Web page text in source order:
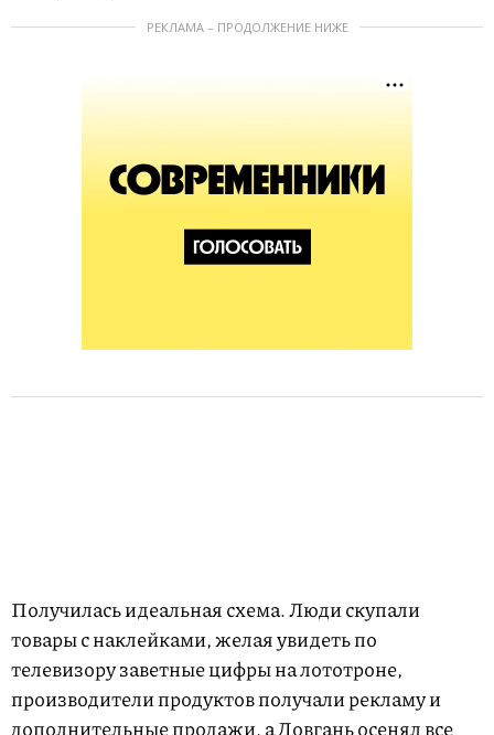
РЕКЛАМА – ПРОДОЛЖЕНИЕ НИЖЕ
Получилась идеальная схема. Люди скупали
товары с наклейками, желая увидеть по
телевизору заветные цифры на лототроне,
производители продуктов получали рекламу и
дополнительные продажи, а Довгань осенял все